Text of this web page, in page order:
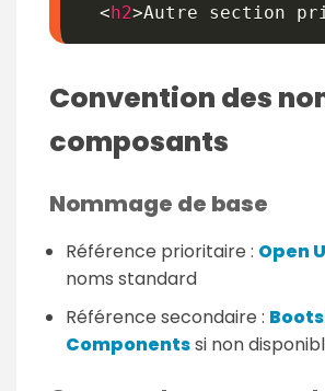
<h2>Autre section
Convention des
composants
Nommage de base
Référence prioritaire : Open
noms standard
Référence secondaire :
Componentssi non